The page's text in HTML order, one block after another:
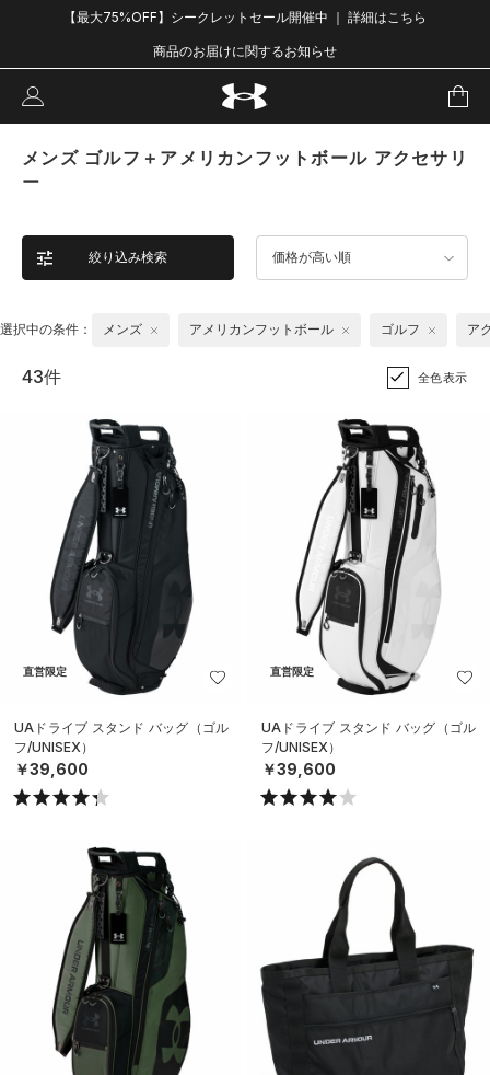
【最大75%OFF】シークレットセール開催中 ｜ 詳細はこちら
商品のお届けに関するお知らせ
メンズ ゴルフ＋アメリカンフットボール アクセサリ
ー
絞り込み検索 価格が高い順
選択中の条件： メンズ アメリカンフットボール ゴルフ ア
43件 全色表示
直営限定
UAドライブ スタンド バッグ（ゴル
フ/UNISEX）
￥39,600
直営限定
UAドライブ スタンド バッグ（ゴル
フ/UNISEX）
￥39,600